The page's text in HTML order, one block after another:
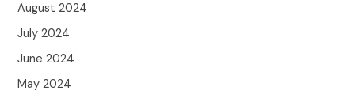
August 2024
July 2024
June 2024
May 2024